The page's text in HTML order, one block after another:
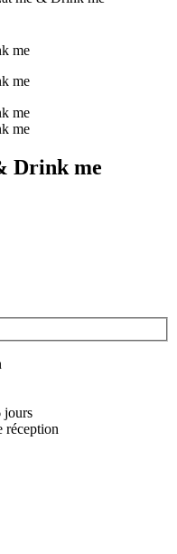
Drink me
jours
réception